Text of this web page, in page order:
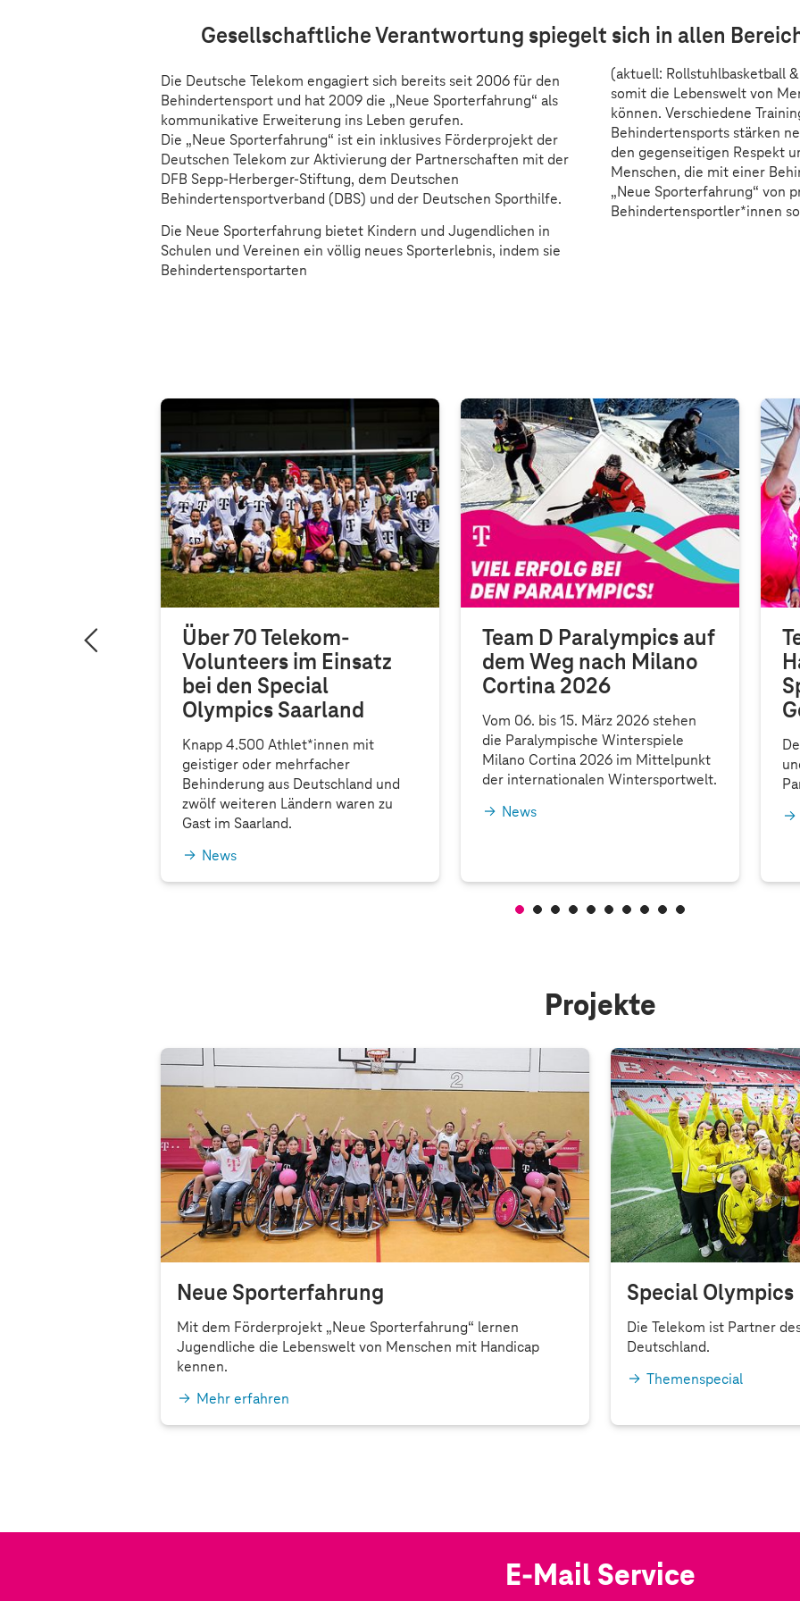
Inklusion durch Sport
Gesellschaftliche Verantwortung spiegelt sich in allen
Die Deutsche Telekom engagiert sich bereits seit 2006 für den
Behindertensport und hat 2009 die „Neue Sporterfahrung“ als
kommunikative Erweiterung ins Leben gerufen.
Die „Neue Sporterfahrung“ ist ein inklusives Förderprojekt der
Deutschen Telekom zur Aktivierung der Partnerschaften mit der
DFB Sepp-Herberger-Stiftung, dem Deutschen
Behindertensportverband (DBS) und der Deutschen Sporthilfe.
Die Neue Sporterfahrung bietet Kindern und Jugendlichen in
Schulen und Vereinen ein völlig neues Sporterlebnis, indem sie
Behindertensportarten
(aktuell: Rollstuhlbasketball
somit die Lebenswelt von
können. Verschiedene
Behindertensports stärken
den gegenseitigen Respekt
Menschen, die mit einer
„Neue Sporterfahrung“ von
Behindertensportler*innen
Über 70 Telekom-
Volunteers im Einsatz
bei den Special
Olympics Saarland
Knapp 4.500 Athlet*innen mit
geistiger oder mehrfacher
Behinderung aus Deutschland und
zwölf weiteren Ländern waren zu
Gast im Saarland.
News
Team D Paralympics auf
dem Weg nach Milano
Cortina 2026
Vom 06. bis 15. März 2026 stehen
die Paralympische Winterspiele
Milano Cortina 2026 im Mittelpunkt
der internationalen Wintersportwelt.
News
Projekte
Neue Sporterfahrung
Mit dem Förderprojekt „Neue Sporterfahrung“ lernen
Jugendliche die Lebenswelt von Menschen mit Handicap
kennen.
Mehr erfahren
Special Olympics
Die Telekom ist Partner
Deutschland.
Themenspecial
E-Mail Service